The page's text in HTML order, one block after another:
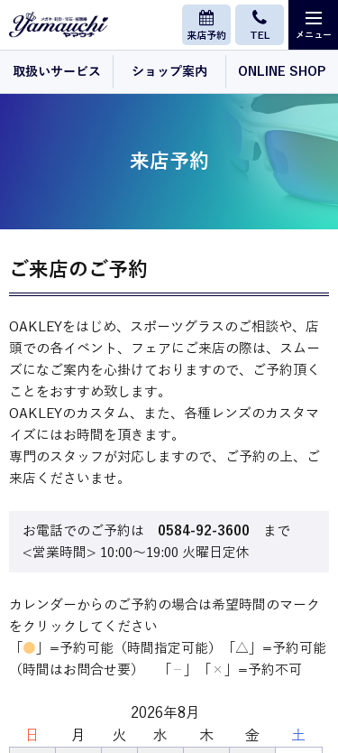
来店予約 TEL
取扱いサービス ショップ案内 ONLINE SHOP
来店予約
ご来店のご予約
OAKLEYをはじめ、スポーツグラスのご相談や、店
頭での各イベント、フェアにご来店の際は、スムー
ズになご案内を心掛けておりますので、ご予約頂く
ことをおすすめ致します。
OAKLEYのカスタム、また、各種レンズのカスタマ
イズにはお時間を頂きます。
専門のスタッフが対応しますので、ご予約の上、ご
来店くださいませ。
お電話でのご予約は 0584-92-3600
まで
<営業時間> 10:00～19:00 火曜日定休
カレンダーからのご予約の場合は希望時間のマーク
をクリックしてください
● 」=予約可能（時間指定可能）「△」=予約可能
（時間はお問合せ要） 「
－ × 」=予約不可
2026年8月
日
月 火 水 木 金 土